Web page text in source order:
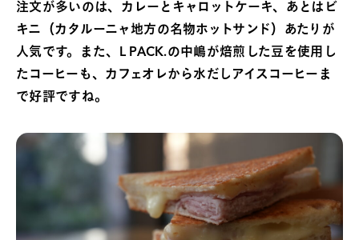
注文が多いのは、カレーとキャロットケーキ、あとはビ
キニ（カタルーニャ地方の名物ホットサンド）あたりが
人気です。また、L PACK.の中嶋が焙煎した豆を使用し
たコーヒーも、カフェオレから水だしアイスコーヒーま
で好評ですね。